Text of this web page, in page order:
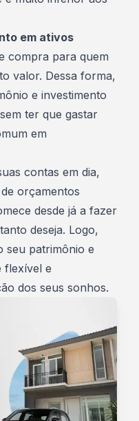
em ativos
compra para quem
valor. Dessa forma,
e investimento
ter que gastar
em
contas em dia,
orçamentos
desde já a fazer
deseja. Logo,
seu patrimônio e
flexível e
dos seus sonhos.